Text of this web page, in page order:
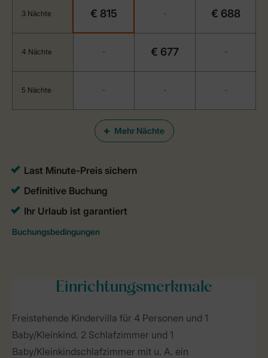
Mehr Nächte
3 Nächte € 815 - € 688
4 Nächte - € 677 -
5 Nächte - - -
Einrichtungsmerkmale
Freistehende Kindervilla für 4 Personen und 1
Baby/Kleinkind. 2 Schlafzimmer und 1
Baby/Kleinkindschlafzimmer mit u. A. ein